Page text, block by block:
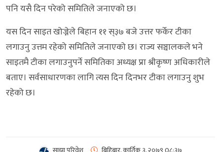
पनि यसै दिन परेको समितिले जनाएको छ।
यस दिन साइत खोज्नेले बिहान ११ स्३७ बजे उत्तर फर्केर टीका
लगाउनु उत्तम रहेको समितिले जनाएको छ। राज्य सञ्चालकले भने
साइतमै टीका लगाउनुपर्ने समितिका अध्यक्ष प्रा श्रीकृष्ण अधिकारीले
बताए। सर्वसाधारणका लागि त्यस दिन दिनभर टीका लगाउनु शुभ
रहेको छ।